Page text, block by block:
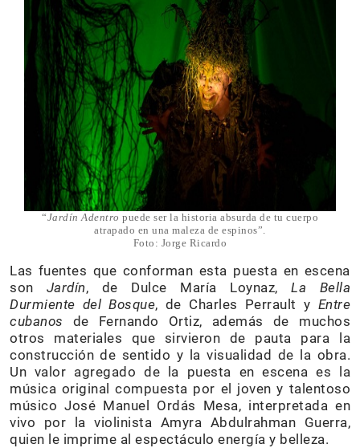
“Jardín Adentro puede ser la historia absurda de tu cuerpo
atrapado en una maleza de espinos”.
Foto: Jorge Ricardo
Las fuentes que conforman esta puesta en escena
son Jardín, de Dulce María Loynaz,La Bella
Durmiente del Bosque, de Charles Perrault y Entre
cubanos de Fernando Ortiz, además de muchos
otros materiales que sirvieron de pauta para la
construcción de sentido y la visualidad de la obra.
Un valor agregado de la puesta en escena es la
música original compuesta por el joven y talentoso
músico José Manuel Ordás Mesa, interpretada en
vivo por la violinista Amyra Abdulrahman Guerra,
quien le imprime al espectáculo energía y belleza.